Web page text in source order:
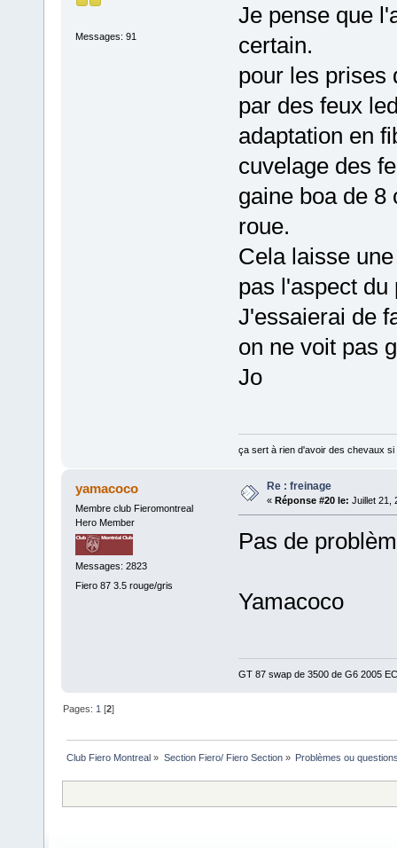
Messages: 91
Je pense que
certain.
pour les prises
par des feux
adaptation en
cuvelage des
gaine boa de 8
roue.
Cela laisse
pas l'aspect du
J'essaierai de
on ne voit pas
Jo
ça sert à rien d'avoir des chevaux si
yamacoco
Membre club Fieromontreal
Hero Member
Messages: 2823
Fiero 87 3.5 rouge/gris
Re : freinage
« Réponse #20 le: Juillet 21,
Pas de
Yamacoco
GT 87 swap de 3500 de G6 2005
Pages:1 [2]
Club Fiero Montreal » Section Fiero/ Fiero Section» Problèmes ou